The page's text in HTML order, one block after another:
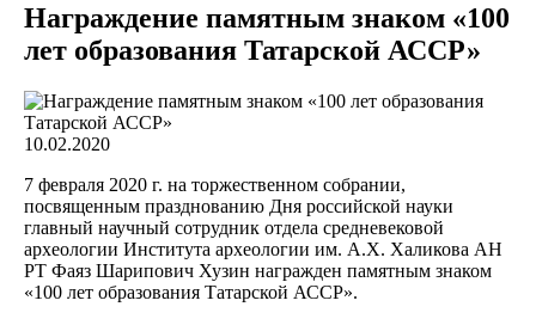
Награждение памятным знаком «100
лет образования Татарской АССР»
10.02.2020
7 февраля 2020 г. на торжественном собрании,
посвященным празднованию Дня российской науки
главный научный сотрудник отдела средневековой
археологии Института археологии им. А.Х. Халикова АН
РТ Фаяз Шарипович Хузин награжден памятным знаком
«100 лет образования Татарской АССР».